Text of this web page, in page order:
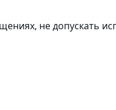
не допускать